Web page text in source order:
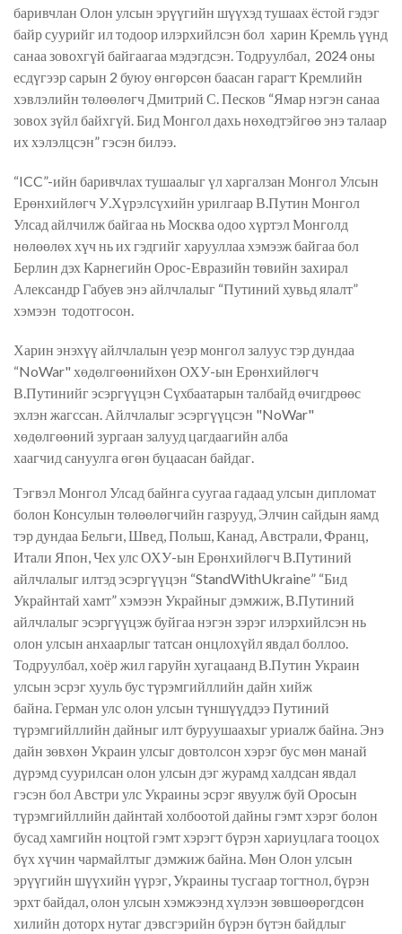
баривчлан Олон улсын эрүүгийн шүүхэд тушаах ёстой гэдэг
байр суурийг ил тодоор илэрхийлсэн бол харин Кремль үүнд
санаа зовохгүй байгаагаа мэдэгдсэн. Тодруулбал, 2024 оны
есдүгээр сарын 2 буюу өнгөрсөн баасан гарагт Кремлийн
хэвлэлийн төлөөлөгч Дмитрий С. Песков “Ямар нэгэн санаа
зовох зүйл байхгүй. Бид Монгол дахь нөхөдтэйгөө энэ талаар
их хэлэлцсэн” гэсэн билээ.
“ICC”-ийн баривчлах тушаалыг үл харгалзан Монгол Улсын
Ерөнхийлөгч У.Хүрэлсүхийн урилгаар В.Путин Монгол
Улсад айлчилж байгаа нь Москва одоо хүртэл Монголд
нөлөөлөх хүч нь их гэдгийг харууллаа хэмээж байгаа бол
Берлин дэх Карнегийн Орос-Евразийн төвийн захирал
Александр Габуев энэ айлчлалыг “Путиний хувьд ялалт”
хэмээн тодотгосон.
Харин энэхүү айлчлалын үеэрмонгол залуус тэр дундаа
“NoWar" хөдөлгөөнийхөн ОХУ-ын Ерөнхийлөгч
В.Путинийг эсэргүүцэн Сүхбаатарын талбайд өчигдрөөс
эхлэн жагссан. Айлчлалыг эсэргүүцсэн "NoWar"
хөдөлгөөний зургаан залуудцагдаагийн алба
хаагчидсануулга өгөн буцаасан байдаг
Тэгвэл Монгол Улсад байнга суугаа гадаад улсын дипломат
болон Консулын төлөөлөгчийн газрууд, Элчин сайдын яамд
тэр дундаа Бельги, Швед, Польш, Канад, Австрали, Франц,
Итали Япон, Чех улс ОХУ-ын Ерөнхийлөгч В.Путиний
айлчлалыг илтэд эсэргүүцэн “StandWithUkraine” “Бид
Украйнтай хамт” хэмээн Украйныг дэмжиж, В.Путиний
айлчлалыг эсэргүүцэж буйгаа нэгэн зэрэг илэрхийлсэн нь
олон улсын анхаарлыг татсан онцлохүйл явдал боллоо.
Тодруулбал, хоёр жил гаруйн хугацаандВ. Путин Украин
улсын эсрэг хууль бус түрэмгийллийн дайн хийж
байна Герман улс олон улсын түншүүддээ Путиний
түрэмгийллийн дайныг илт буруушаахыг уриалж байна. Энэ
дайн зөвхөн Украин улсыг довтолсон хэрэг бус мөн манай
дүрэмд суурилсан олон улсын дэг журамд халдсан явдал
гэсэн бол Австри улс Украины эсрэг явуулж буй Оросын
түрэмгийллийн дайнтай холбоотой дайны гэмт хэрэг болон
бусад хамгийн ноцтой гэмт хэрэгт бүрэн хариуцлага тооцох
бүх хүчин чармайлтыг дэмжиж байна. Мөн Олон улсын
эрүүгийн шүүхийн үүрэг, Украины тусгаар тогтнол, бүрэн
эрхт байдал, олон улсын хэмжээнд хүлээн зөвшөөрөгдсөн
хилийн доторх нутаг дэвсгэрийн бүрэн бүтэн байдлыг